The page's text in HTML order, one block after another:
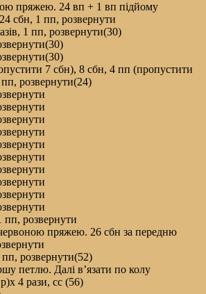
пряжею. 24 вп + 1 вп підйому
сбн, 1 пп, розвернути
1 пп, розвернути(30)
7 сбн), 8 сбн, 4 пп (пропустити
розвернути(24)
пп, розвернути
пряжею. 26 сбн за передню
пп, розвернути(52)
петлю. Далі в’язати по колу
4 рази, сс (56)